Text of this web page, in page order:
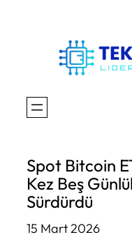
Spot Bitcoin
Kez Beş
Sürdürdü
15 Mart 2026